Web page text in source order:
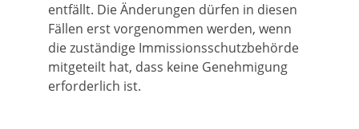
entfällt. Die Änderungen dürfen in diesen
Fällen erst vorgenommen werden, wenn
die zuständige Immissionsschutzbehörde
mitgeteilt hat, dass keine Genehmigung
erforderlich ist.